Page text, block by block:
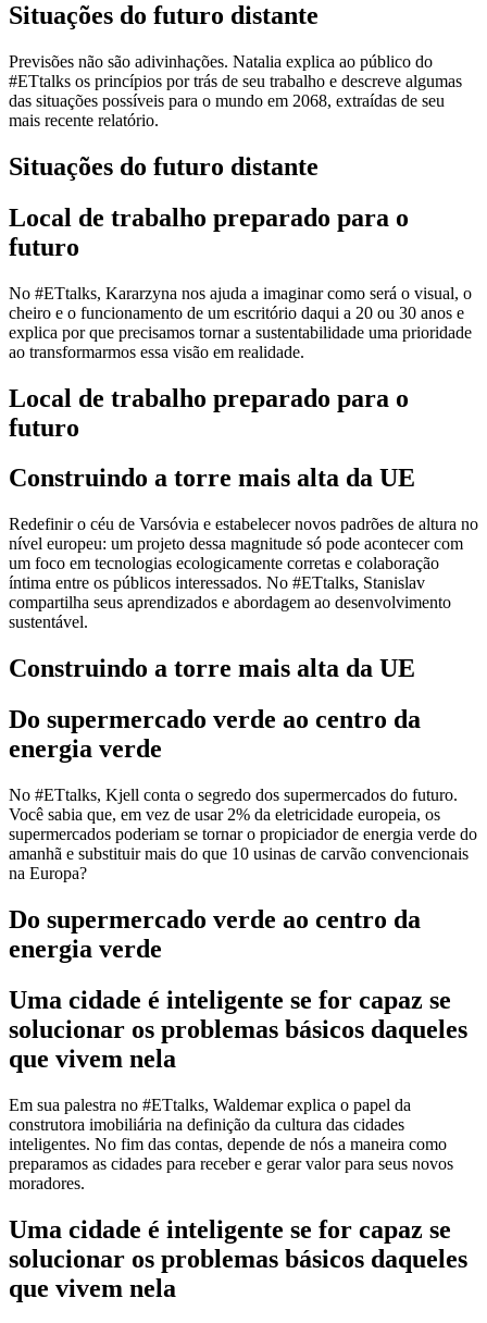
Situações do futuro distante
Previsões não são adivinhações. Natalia explica ao público do
#ETtalks os princípios por trás de seu trabalho e descreve algumas
das situações possíveis para o mundo em 2068, extraídas de seu
mais recente relatório.
Situações do futuro distante
Local de trabalho preparado para o
futuro
No #ETtalks, Kararzyna nos ajuda a imaginar como será o visual, o
cheiro e o funcionamento de um escritório daqui a 20 ou 30 anos e
explica por que precisamos tornar a sustentabilidade uma prioridade
ao transformarmos essa visão em realidade.
Local de trabalho preparado para o
futuro
Construindo a torre mais alta da UE
Redefinir o céu de Varsóvia e estabelecer novos padrões de altura no
nível europeu: um projeto dessa magnitude só pode acontecer com
um foco em tecnologias ecologicamente corretas e colaboração
íntima entre os públicos interessados. No #ETtalks, Stanislav
compartilha seus aprendizados e abordagem ao desenvolvimento
sustentável.
Construindo a torre mais alta da UE
Do supermercado verde ao centro da
energia verde
No #ETtalks, Kjell conta o segredo dos supermercados do futuro.
Você sabia que, em vez de usar 2% da eletricidade europeia, os
supermercados poderiam se tornar o propiciador de energia verde do
amanhã e substituir mais do que 10 usinas de carvão convencionais
na Europa?
Do supermercado verde ao centro da
energia verde
Uma cidade é inteligente se for capaz se
solucionar os problemas básicos daqueles
que vivem nela
Em sua palestra no #ETtalks, Waldemar explica o papel da
construtora imobiliária na definição da cultura das cidades
inteligentes. No fim das contas, depende de nós a maneira como
preparamos as cidades para receber e gerar valor para seus novos
moradores.
Uma cidade é inteligente se for capaz se
solucionar os problemas básicos daqueles
que vivem nela